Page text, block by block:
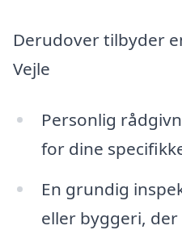
Derudover tilbyder
Vejle
Personlig
for dine
En grundig
eller byggeri,